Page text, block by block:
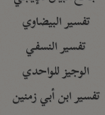
تفسير البيضاوي
تفسير النسفي
الوجيز للواحدي
تفسير ابن أبي زمنين